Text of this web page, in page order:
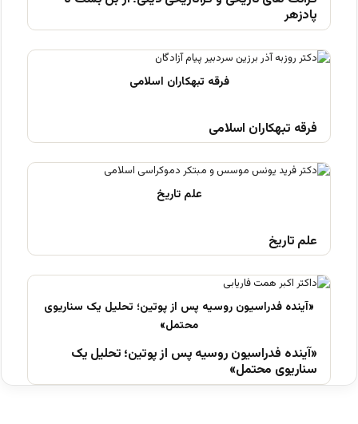
پادزهر
فرقه تبهکاران اسلامی
علم تاریخ
«آینده فدراسیون روسیه پس از پوتین؛ تحلیل یک
سناریوی محتمل»